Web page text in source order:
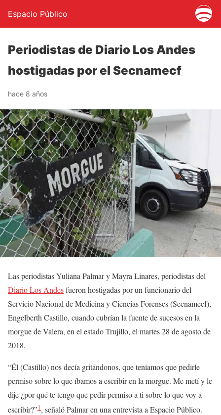
Espacio Público
Periodistas de Diario Los Andes
hostigadas por el Secnamecf
hace 8 años
Las periodistas Yuliana Palmar y Mayra Linares, periodistas del
Diario Los Andesfueron hostigadas por un funcionario del
Servicio Nacional de Medicina y Ciencias Forenses (Secnamecf),
Engelberth Castillo, cuando cubrían la fuente de sucesos en la
morgue de Valera, en el estado Trujillo, el martes 28 de agosto de
2018.
“Él (Castillo) nos decía gritándonos, que teníamos que pedirle
permiso sobre lo que íbamos a escribir en la morgue. Me metí y le
dije ¿por qué te tengo que pedir permiso a ti sobre lo que voy a
escribir?”1, señaló Palmar en una entrevista a Espacio Público.